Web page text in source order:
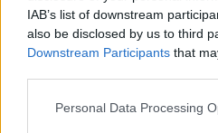
IAB’s list of downstream
also be disclosed by us to third
Downstream Participants that
Personal Data Processing